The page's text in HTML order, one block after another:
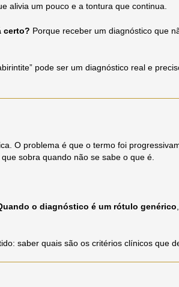
alivia um pouco e a tontura que continua.
certo? Porque receber um diagnóstico que
pode ser um diagnóstico real e
O problema é que o termo foi
sobra quando não se sabe o que é.
o diagnóstico é um rótulo genérico
saber quais são os critérios clínicos que